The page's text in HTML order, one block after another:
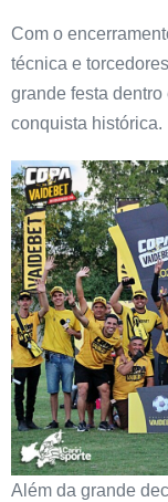
Com o
técnica e
grande festa
conquista histórica.
Além da grande